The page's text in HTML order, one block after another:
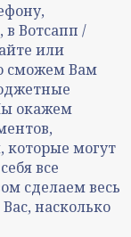
в Вотсапп /
или
сможем Вам
окажем
которые могут
все
сделаем весь
насколько